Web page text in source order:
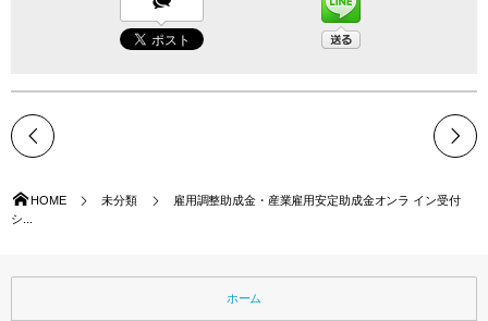
HOME 未分類
雇用調整助成金・産業雇用安定助成金オンラ イン受付
シ...
ホーム